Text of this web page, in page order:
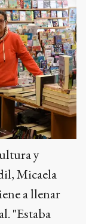
y
Micaela
a llenar
"Estaba